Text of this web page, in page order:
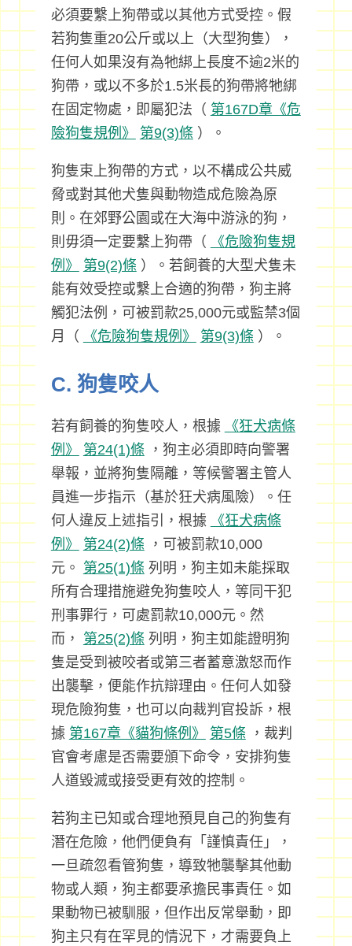
必須要繫上狗帶或以其他方式受控。假
若狗隻重20公斤或以上（大型狗隻），
任何人如果沒有為牠綁上長度不逾2米的
狗帶，或以不多於1.5米長的狗帶將牠綁
在固定物處，即屬犯法（ 第167D章《危
險狗隻規例》
第9(3)條 ）。
狗隻束上狗帶的方式，以不構成公共威
脅或對其他犬隻與動物造成危險為原
則。在郊野公園或在大海中游泳的狗，
則毋須一定要繫上狗帶（
《危險狗隻規
例》
第9(2)條 ）。若飼養的大型犬隻未
能有效受控或繫上合適的狗帶，狗主將
觸犯法例，可被罰款25,000元或監禁3個
月（
《危險狗隻規例》 第9(3)條 ）。
C. 狗隻咬人
若有飼養的狗隻咬人，根據
《狂犬病條
例》
第24(1)條 ，狗主必須即時向警署
舉報，並將狗隻隔離，等候警署主管人
員進一步指示（基於狂犬病風險）。任
何人違反上述指引，根據
《狂犬病條
例》
第24(2)條 ，可被罰款10,000
元。 第25(1)條 列明，狗主如未能採取
所有合理措施避免狗隻咬人，等同干犯
刑事罪行，可處罰款10,000元。然
而， 第25(2)條 列明，狗主如能證明狗
隻是受到被咬者或第三者蓄意激怒而作
出襲擊，便能作抗辯理由。任何人如發
現危險狗隻，也可以向裁判官投訴，根
據 第167章《貓狗條例》 第5條 ，裁判
官會考慮是否需要頒下命令，安排狗隻
人道毀滅或接受更有效的控制。
若狗主已知或合理地預見自己的狗隻有
潛在危險，他們便負有「謹慎責任」，
一旦疏忽看管狗隻，導致牠襲擊其他動
物或人類，狗主都要承擔民事責任。如
果動物已被馴服，但作出反常舉動，即
狗主只有在罕見的情況下，才需要負上